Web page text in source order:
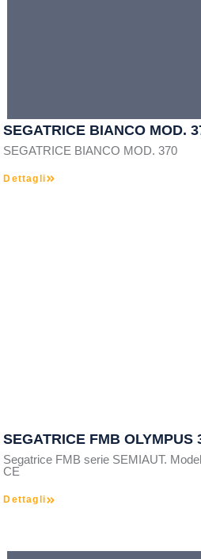
SEGATRICE BIANCO MOD.
SEGATRICE BIANCO MOD. 370
Dettagli
SEGATRICE FMB OLYMPUS
Segatrice FMB serie SEMIAUT.
CE
Dettagli